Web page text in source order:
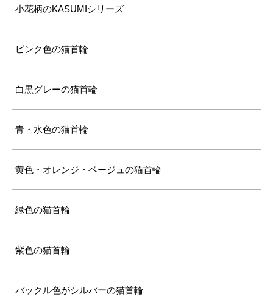
小花柄のKASUMIシリーズ
ピンク色の猫首輪
白黒グレーの猫首輪
青・水色の猫首輪
黄色・オレンジ・ベージュの猫首輪
緑色の猫首輪
紫色の猫首輪
バックル色がシルバーの猫首輪